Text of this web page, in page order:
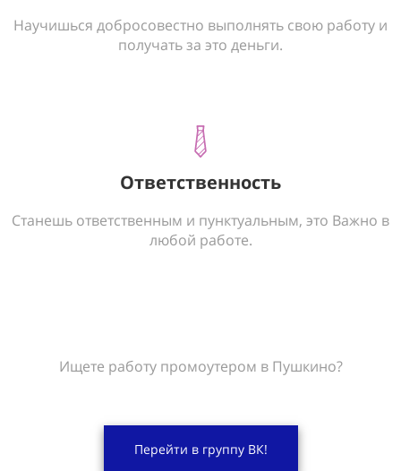
Научишься добросовестно выполнять свою работу и
получать за это деньги.
Ответственность
Станешь ответственным и пунктуальным, это Важно в
любой работе.
Ищете работу промоутером в Пушкино?
Перейти в группу ВК!